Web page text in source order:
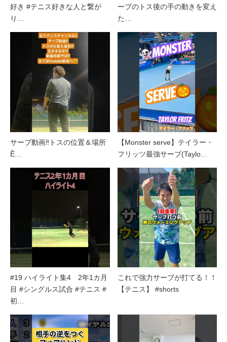
好き #テニス好きな人と繋が
り…
ーブのトス後の手の動きを変え
た…
サーブ動画‼️トスの位置＆場所
Ȅ…
【Monster serve】テイラー・
フリッツ最強サーブ(Taylo…
#19 ハイライト集4 2年1カ月
目 #シングルス試合 #テニス #
初…
これで強力サーブが打てる！！
【テニス】 #shorts